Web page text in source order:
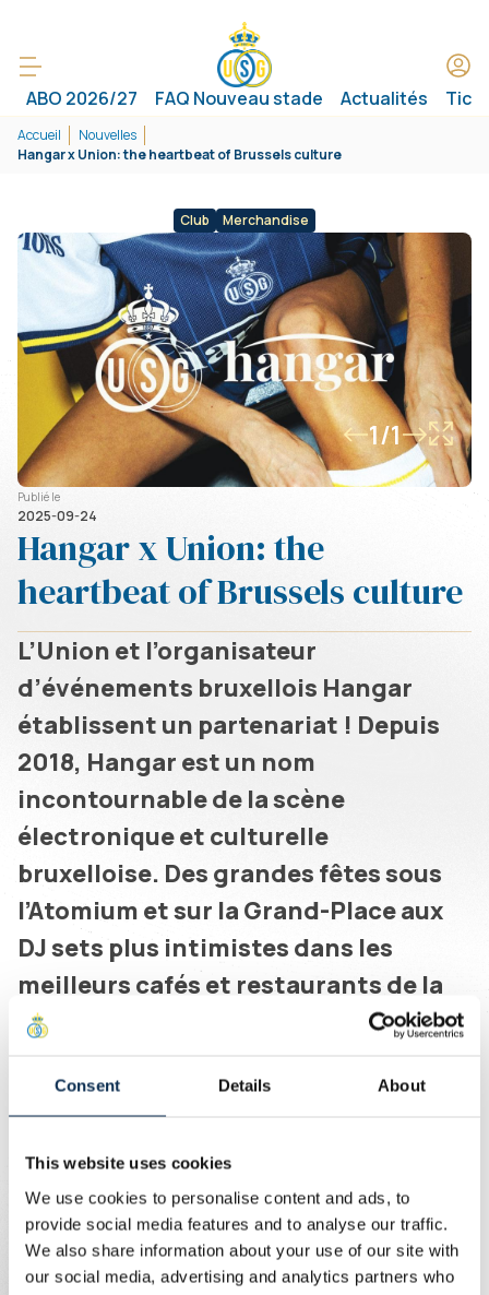
Consent Details About
This website uses cookies
We use cookies to personalise content and ads, to
provide social media features and to analyse our traffic.
We also share information about your use of our site with
our social media, advertising and analytics partners who
ABO 2026/27 FAQ Nouveau stade Actualités
Accueil
Nouvelles
Hangar x Union: the heartbeat of Brussels culture
Club Merchandise
1/1
Publié le
2025-09-24
Hangar x Union: the
heartbeat of Brussels culture
L’Union et l’organisateur
d’événements bruxellois Hangar
établissent un partenariat ! Depuis
2018, Hangar est un nom
incontournable de la scène
électronique et culturelle
bruxelloise. Des grandes fêtes sous
l’Atomium et sur la Grand-Place aux
DJ sets plus intimistes dans les
meilleurs cafés et restaurants de la
ville.
Tout comme l’Union, Hangar fait partie intégrante de la
culture bruxelloise et nous rassemblons tous deux des
Ce qui nous unit, c’est bien sûr la passion pour notre ville,
mais aussi ce style bruxellois positif que nous
souhaitons partager. Pour le mettre encore davantage
en valeur, nous lançons un polo exclusif Hangar x Union.